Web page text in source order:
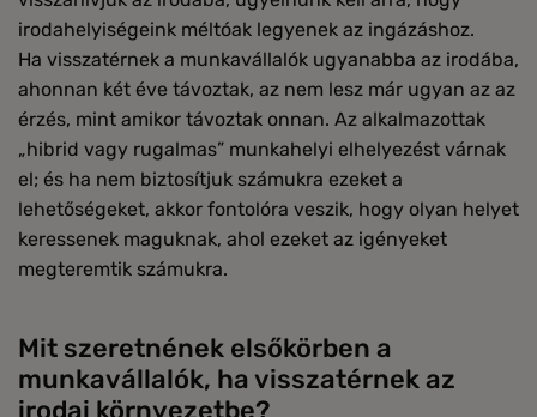
irodahelyiségeink méltóak legyenek az ingázáshoz.
Ha visszatérnek a munkavállalók ugyanabba az irodába,
ahonnan két éve távoztak, az nem lesz már ugyan az az
érzés, mint amikor távoztak onnan. Az alkalmazottak
„hibrid vagy rugalmas” munkahelyi elhelyezést várnak
el; és ha nem biztosítjuk számukra ezeket a
lehetőségeket, akkor fontolóra veszik, hogy olyan helyet
keressenek maguknak, ahol ezeket az igényeket
megteremtik számukra.
Mit szeretnének elsőkörben a
munkavállalók, ha visszatérnek az